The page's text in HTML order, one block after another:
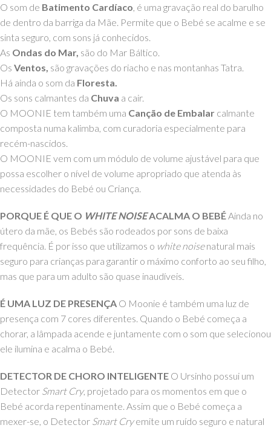
O som de Batimento Cardíaco, é uma gravação real do barulho
de dentro da barriga da Mãe. Permite que o Bebé se acalme e se
sinta seguro, com sons já conhecidos.
As Ondas do Mar, são do Mar Báltico.
Os Ventos, são gravações do riacho e nas montanhas Tatra.
Há ainda o som da Floresta.
Os sons calmantes da Chuva a cair.
O MOONIE tem também uma Canção de Embalar calmante
composta numa kalimba, com curadoria especialmente para
recém-nascidos.
O MOONIE vem com um módulo de volume ajustável para que
possa escolher o nível de volume apropriado que atenda às
necessidades do Bebé ou Criança.
PORQUE É QUE O WHITE NOISEACALMA O BEBÉAinda no
útero da mãe, os Bebés são rodeados por sons de baixa
frequência. É por isso que utilizamos o white noisenatural mais
seguro para crianças para garantir o máximo conforto ao seu filho,
mas que para um adulto são quase inaudíveis.
É UMA LUZ DE PRESENÇA O Moonie é também uma luz de
presença com 7 cores diferentes. Quando o Bebé começa a
chorar, a lâmpada acende e juntamente com o som que selecionou
ele ilumina e acalma o Bebé.
DETECTOR DE CHORO INTELIGENTE O Ursinho possui um
Detector Smart Cry, projetado para os momentos em que o
Bebé acorda repentinamente. Assim que o Bebé começa a
mexer-se, o Detector Smart Cryemite um ruído seguro e natural